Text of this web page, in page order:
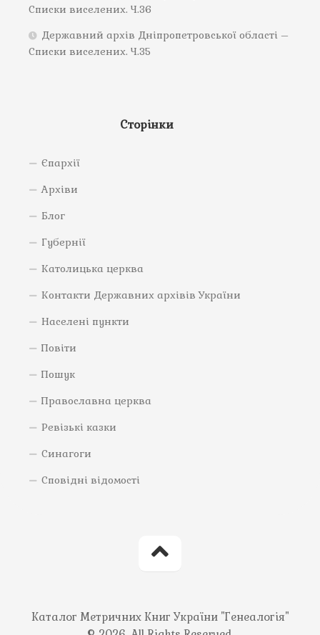
Списки виселених. Ч.36
Державний архів Дніпропетровської області –
Списки виселених. Ч.35
Сторінки
Єпархії
Архіви
Блог
Губернії
Католицька церква
Контакти Державних архівів України
Населені пункти
Повіти
Пошук
Православна церква
Ревізькі казки
Синагоги
Сповідні відомості
Каталог Метричних Книг України "Генеалогія"